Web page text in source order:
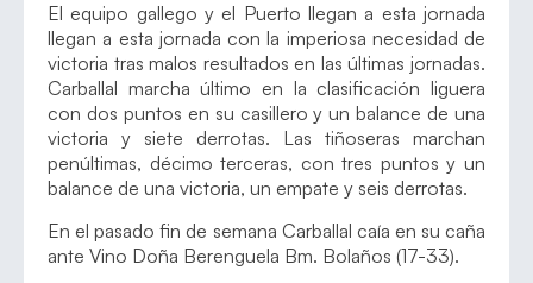
El equipo gallego y el Puerto llegan a esta jornada
llegan a esta jornada con la imperiosa necesidad de
victoria tras malos resultados en las últimas jornadas.
Carballal marcha último en la clasificación liguera
con dos puntos en su casillero y un balance de una
victoria y siete derrotas. Las tiñoseras marchan
penúltimas, décimo terceras, con tres puntos y un
balance de una victoria, un empate y seis derrotas.
En el pasado fin de semana Carballal caía en su caña
ante Vino Doña Berenguela Bm. Bolaños (17-33).